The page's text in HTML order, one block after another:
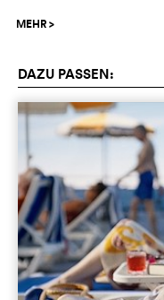
MEHR>
DAZU PASSEN: